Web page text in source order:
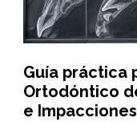
Guía práctica
Ortodóntico
e Impacciones